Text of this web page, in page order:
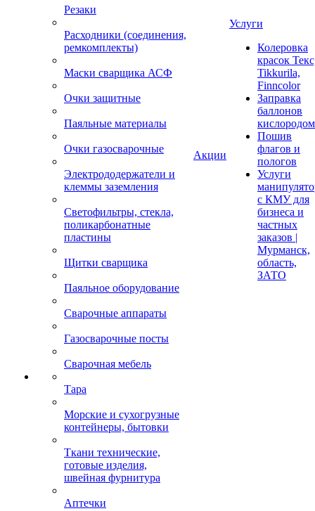
Резаки
Расходники (соединения,
ремкомплекты)
Маски сварщика АСФ
Очки защитные
Паяльные материалы
Очки газосварочные
Электрододержатели и
клеммы заземления
Светофильтры, стекла,
поликарбонатные
пластины
Щитки сварщика
Паяльное оборудование
Сварочные аппараты
Газосварочные посты
Сварочная мебель
Тара
Морские и сухогрузные
контейнеры, бытовки
Ткани технические,
готовые изделия,
швейная фурнитура
Аптечки
Акции
Услуги
Колеровка
красок
Tikkurila,
Finncolor
Заправка
баллонов
кислородом
Пошив
флагов и
пологов
Услуги
с КМУ для
бизнеса и
частных
заказов |
Мурманск,
область,
ЗАТО